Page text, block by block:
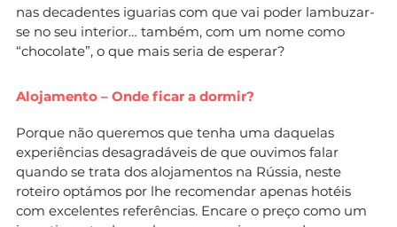
nas decadentes iguarias com que vai poder lambuzar-
se no seu interior… também, com um nome como
“chocolate”, o que mais seria de esperar?
Alojamento – Onde ficar a dormir?
Porque não queremos que tenha uma daquelas
experiências desagradáveis de que ouvimos falar
quando se trata dos alojamentos na Rússia, neste
roteiro optámos por lhe recomendar apenas hotéis
com excelentes referências. Encare o preço como um